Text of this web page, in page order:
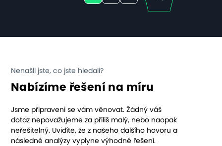
Nenašli jste, co jste hledali?
Nabízíme řešení na míru
Jsme připraveni se vám věnovat. Žádný váš
dotaz nepovažujeme za příliš malý, nebo naopak
neřešitelný. Uvidíte, že z našeho dalšího hovoru a
následné analýzy vyplyne výhodné řešení.